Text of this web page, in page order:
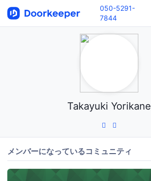
050-5291-
7844
Takayuki Yorikane
メンバーになっているコミュニティ